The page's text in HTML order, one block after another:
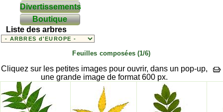
Divertissements
Boutique
Liste des arbres
Feuilles composées (1/6)
Cliquez sur les petites images pour ouvrir, dans un pop-up,
une grande image de format 600 px.